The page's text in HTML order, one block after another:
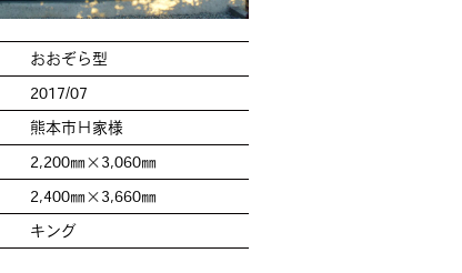
おおぞら型
2017/07
熊本市Ｈ家様
2,200㎜×3,060㎜
2,400㎜×3,660㎜
キング